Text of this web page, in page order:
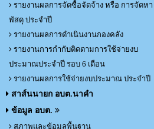
รายงานผลการจัดซื้อจัดจ้าง หรือ การจัดหา
พัสดุ ประจำปี
รายงานผลการดำเนินงานกองคลัง
รายงานการกำกับติดตามการใช้จ่ายงบ
ประมาณประจำปี รอบ 6 เดือน
รายงานผลการใช้จ่ายงบประมาณ ประจำปี
สาส์นนายก อบต.นาคำ
ข้อมูล อบต.
สภาพและข้อมูลพื้นฐาน